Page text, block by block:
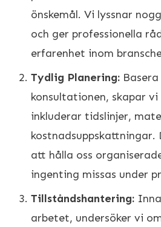
önskemål. Vi lyssnar
och ger professionella
erfarenhet inom
Tydlig Planering:
konsultationen, skapar
inkluderar tidslinjer,
kostnadsuppskattningar.
att hålla oss
ingenting missas under
Tillståndshantering:
arbetet, undersöker vi